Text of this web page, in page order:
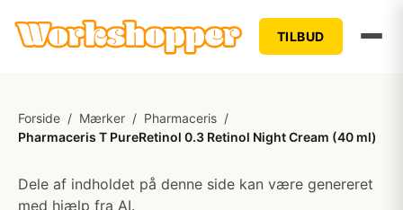
TILBUD
Forside / Mærker / Pharmaceris /
Pharmaceris T PureRetinol 0.3 Retinol Night Cream (40 ml)
Dele af indholdet på denne side kan være genereret
med hjælp fra AI.